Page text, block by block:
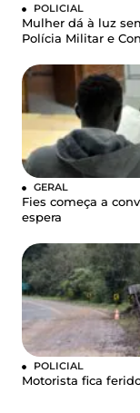
POLICIAL
Mulher dá à luz
Polícia Militar e
GERAL
Fies começa a
espera
POLICIAL
Motorista fica